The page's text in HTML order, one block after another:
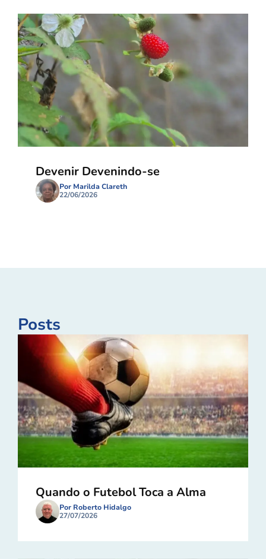
Devenir Devenindo-se
Por Marilda Clareth
22/06/2026
Posts
Quando o Futebol Toca a Alma
Por Roberto Hidalgo
27/07/2026